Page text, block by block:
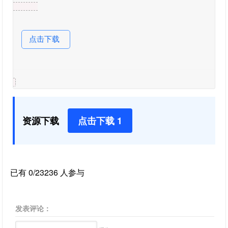
点击下载
资源下载 点击下载 1
已有 0/23236 人参与
发表评论：